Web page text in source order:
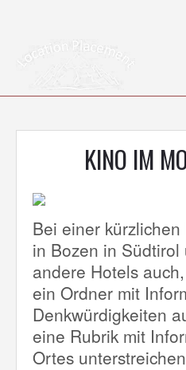
KINO IM
Bei einer
in Bozen in
andere Hotels
ein Ordner mit
Denkwürdigkeiten
eine Rubrik mit
Ortes